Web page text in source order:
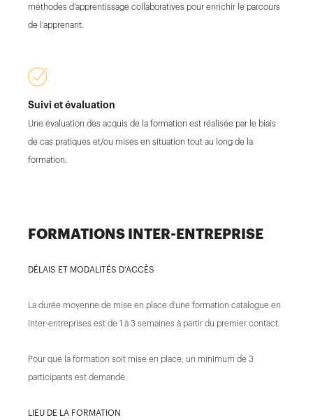
méthodes d’apprentissage collaboratives pour enrichir le parcours
de l’apprenant.
Suivi et évaluation
Une évaluation des acquis de la formation est réalisée par le biais
de cas pratiques et/ou mises en situation tout au long de la
formation.
FORMATIONS INTER-ENTREPRISE
DÉLAIS ET MODALITÉS D’ACCÈS
La durée moyenne de mise en place d’une formation catalogue en
inter-entreprises est de 1 à 3 semaines à partir du premier contact.
Pour que la formation soit mise en place, un minimum de 3
participants est demandé.
LIEU DE LA FORMATION